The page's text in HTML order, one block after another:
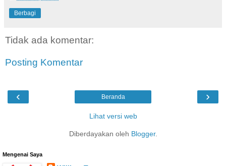
Berbagi
Tidak ada komentar:
Posting Komentar
‹ ›
Beranda
Lihat versi web
Diberdayakan oleh Blogger.
Mengenai Saya